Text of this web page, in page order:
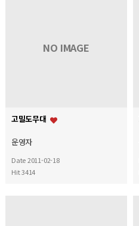
NO IMAGE
고밀도무대
운영자
Date 2011-02-18
Hit 3414